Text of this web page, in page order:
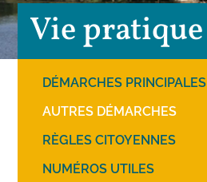
Vie pratique
DÉMARCHES PRINCIPALES
AUTRES DÉMARCHES
RÈGLES CITOYENNES
NUMÉROS UTILES